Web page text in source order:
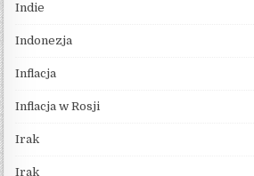
Indie
Indonezja
Inflacja
Inflacja w Rosji
Irak
Irak